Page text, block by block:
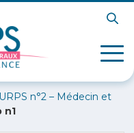
n°2 – Médecin et
n1